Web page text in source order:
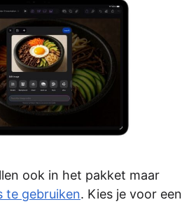
ook in het pakket maar
te gebruiken. Kies je voor een